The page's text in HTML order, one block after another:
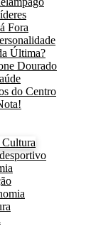
Fora
Última?
Dourado
do Centro
Cultura